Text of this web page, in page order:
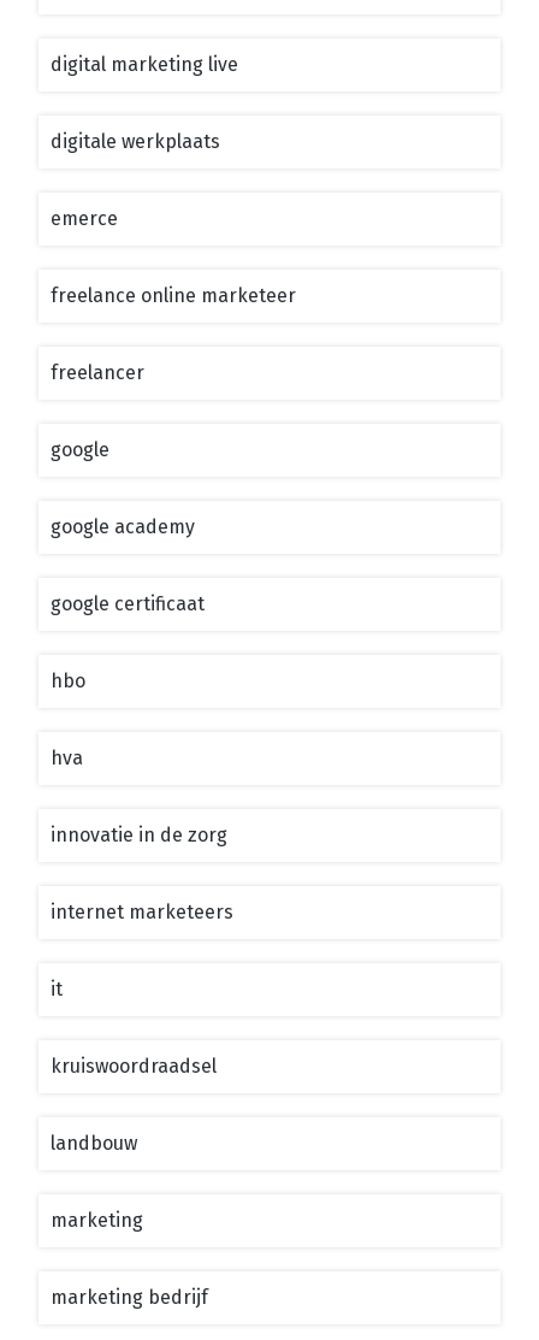
digital marketing live
digitale werkplaats
emerce
freelance online marketeer
freelancer
google
google academy
google certificaat
hbo
hva
innovatie in de zorg
internet marketeers
it
kruiswoordraadsel
landbouw
marketing
marketing bedrijf